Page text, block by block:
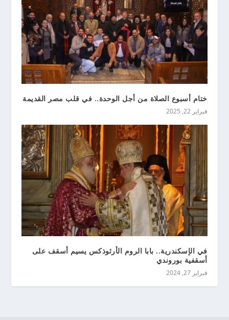
ختام أسبوع الصلاة من أجل الوحدة.. في قلب مصر القديمة
فبراير 22, 2025
في الإسكندرية.. بابا الروم الأرثوذكس يسيم أسقف على
أسقفية بوروندي
فبراير 27, 2024